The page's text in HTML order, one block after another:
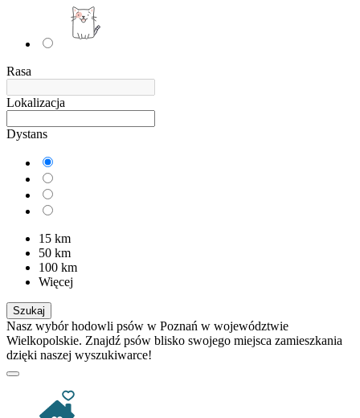
Rasa
Lokalizacja
Dystans
15 km
50 km
100 km
Więcej
Szukaj
Nasz wybór hodowli psów w Poznań w województwie
Wielkopolskie. Znajdź psów blisko swojego miejsca zamieszkania
dzięki naszej wyszukiwarce!